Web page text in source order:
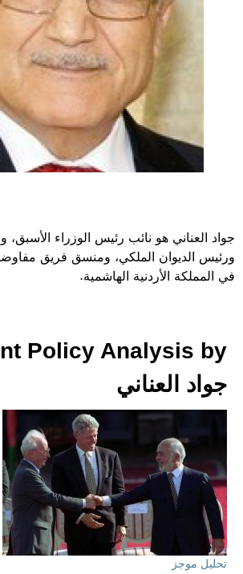
جواد العناني هو نائب رئيس الوزراء الأسبق،
ورئيس الديوان الملكي، ومنسق فريق
في المملكة الأردنية الهاشمية.
Policy Analysis by
جواد العناني
تحليل موجز